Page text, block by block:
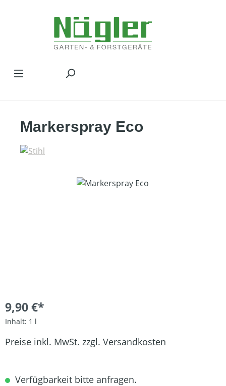
Markerspray Eco
Bildergalerie überspringen
9,90 €*
Inhalt: 1 l
Preise inkl. MwSt. zzgl. Versandkosten
Verfügbarkeit bitte anfragen.